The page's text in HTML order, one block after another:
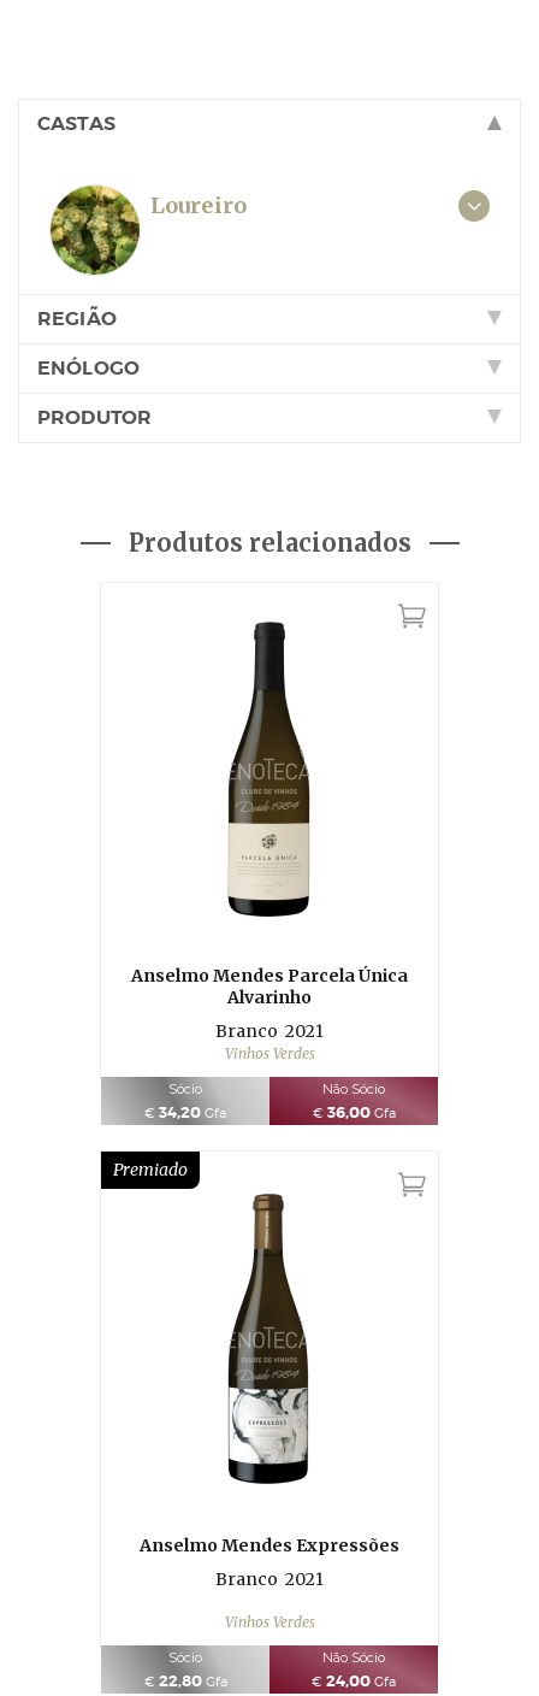
CASTAS
Loureiro
REGIÃO
ENÓLOGO
PRODUTOR
Produtos relacionados
Anselmo Mendes Parcela Única
Alvarinho
Branco 2021
Vinhos Verdes
Sócio
€ 34,20 Gfa
Não Sócio
€ 36,00 Gfa
Premiado
Anselmo Mendes Expressões
Branco 2021
Vinhos Verdes
Sócio
€ 22,80 Gfa
Não Sócio
€ 24,00 Gfa